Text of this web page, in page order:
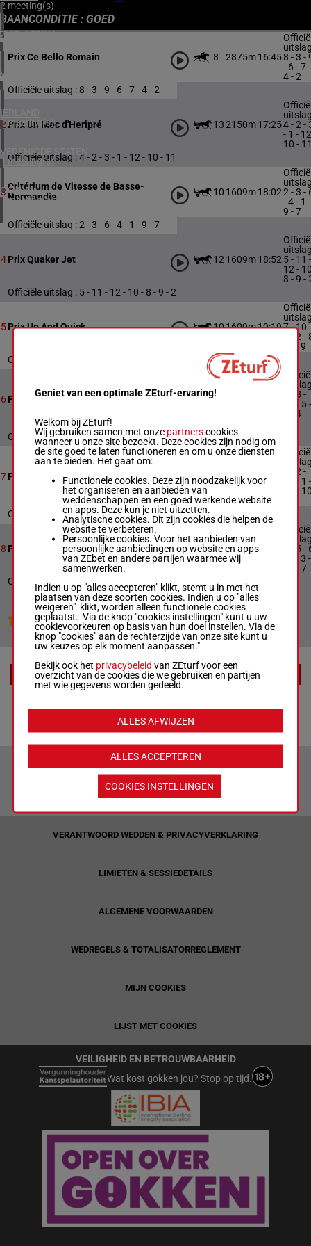
2 meeting(s)
ZUID-AFRIKA
1 meeting(s)
VERENIGD KONINKRIJK
6 meeting(s)
IERLAND
2 meeting(s)
VERENIGDE STATEN
4 meeting(s)
CANADA
1 meeting(s)
BAANCONDITIE : GOED
Prix Ce Bello Romain 8 2875m16:458 - 3 -
- 6 - 7 -
4 - 2
Officiële uitslag : 8 - 3 - 9 - 6 - 7 - 4 - 2
2Prix Un Mec d'Heripré 132150m17:254 - 2 -
- 1 -
10 -
Officiële uitslag : 4 - 2 - 3 - 1 - 12 - 10 - 11
3Critérium de Vitesse de Basse-
Normandie
10 1609m18:022 - 3 -
- 4 - 1 -
9 - 7
Officiële uitslag : 2 - 3 - 6 - 4 - 1 - 9 - 7
4Prix Quaker Jet 12 1609m18:52 5 - 11 -
12 -
8 - 9 -
Officiële uitslag : 5 - 11 - 12 - 10 - 8 - 9 - 2
5Prix Up And Quick 101609m19:197 - 10 -
5 - 2 -
- 3 - 9
Officiële uitslag : 7 - 10 - 5 - 2 - 8 - 3 - 9
6 Prix Aubrion du Gers 16
6 - 8 -
11 - 5 -
3 - 4 -
Officiële uitslag : 6 - 8 - 11 - 5 - 3 - 4 - 14
7Prix Capital Mail 14 2875m 20:23
4 - 2 -
13 - 1 -
12 -
Officiële uitslag : 4 - 2 - 13 - 1 - 12 - 10 - 7
8 Prix Quinoa du Gers 13 2150m20:56
1 - 5 -
- 2 - 3 -
10 - 7
Officiële uitslag : 1 - 5 - 6 - 2 - 3 - 10 - 7
Jouw favoriete paarden
EXTRA
VERANTWOORD WEDDEN & PRIVACYVERKLARING
LIMIETEN & SESSIEDETAILS
ALGEMENE VOORWAARDEN
WEDREGELS & TOTALISATORREGLEMENT
MIJN COOKIES
LIJST MET COOKIES
VEILIGHEID EN BETROUWBAARHEID
Wat kost gokken jou? Stop op tijd.
Geniet van een optimale ZEturf-ervaring!
Welkom bij ZEturf!
Wij gebruiken samen met onze partnerscookies
wanneer u onze site bezoekt. Deze cookies zijn nodig om
de site goed te laten functioneren en om u onze diensten
aan te bieden. Het gaat om:
Functionele cookies. Deze zijn noodzakelijk voor
het organiseren en aanbieden van
weddenschappen en een goed werkende website
en apps. Deze kun je niet uitzetten.
Analytische cookies. Dit zijn cookies die helpen de
website te verbeteren.
Persoonlijke cookies. Voor het aanbieden van
persoonlijke aanbiedingen op website en apps
van ZEbet en andere partijen waarmee wij
samenwerken.
Indien u op "alles accepteren" klikt, stemt u in met het
plaatsen van deze soorten cookies. Indien u op "alles
weigeren" klikt, worden alleen functionele cookies
geplaatst. Via de knop "cookies instellingen" kunt u uw
cookievoorkeuren op basis van hun doel instellen. Via de
knop "cookies" aan de rechterzijde van onze site kunt u
uw keuzes op elk moment aanpassen."
Bekijk ook het privacybeleid van ZEturf voor een
overzicht van de cookies die we gebruiken en partijen
met wie gegevens worden gedeeld.
ALLES ACCEPTEREN
ALLES AFWIJZEN
COOKIES INSTELLINGEN